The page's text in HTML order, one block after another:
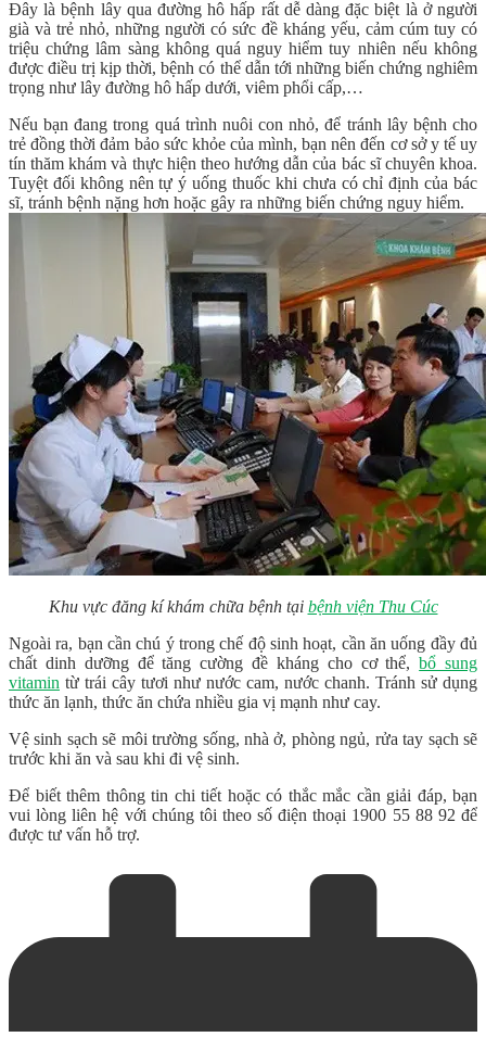
Đây là bệnh lây qua đường hô hấp rất dễ dàng đặc biệt là ở người
già và trẻ nhỏ, những người có sức đề kháng yếu, cảm cúm tuy có
triệu chứng lâm sàng không quá nguy hiểm tuy nhiên nếu không
được điều trị kịp thời, bệnh có thể dẫn tới những biến chứng nghiêm
trọng như lây đường hô hấp dưới, viêm phổi cấp,…
Nếu bạn đang trong quá trình nuôi con nhỏ, để tránh lây bệnh cho
trẻ đồng thời đảm bảo sức khỏe của mình, bạn nên đến cơ sở y tế uy
tín thăm khám và thực hiện theo hướng dẫn của bác sĩ chuyên khoa.
Tuyệt đối không nên tự ý uống thuốc khi chưa có chỉ định của bác
sĩ, tránh bệnh nặng hơn hoặc gây ra những biến chứng nguy hiểm.
Khu vực đăng kí khám chữa bệnh tại bệnh viện Thu Cúc
Ngoài ra, bạn cần chú ý trong chế độ sinh hoạt, cần ăn uống đầy đủ
chất dinh dưỡng để tăng cường đề kháng cho cơ thể,bổ sung
vitamin từ trái cây tươi như nước cam, nước chanh. Tránh sử dụng
thức ăn lạnh, thức ăn chứa nhiều gia vị mạnh như cay.
Vệ sinh sạch sẽ môi trường sống, nhà ở, phòng ngủ, rửa tay sạch sẽ
trước khi ăn và sau khi đi vệ sinh.
Để biết thêm thông tin chi tiết hoặc có thắc mắc cần giải đáp, bạn
vui lòng liên hệ với chúng tôi theo số điện thoại 1900 55 88 92 để
được tư vấn hỗ trợ.